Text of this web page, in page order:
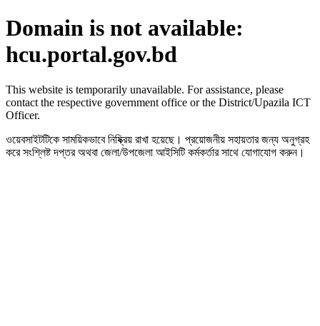
Domain is not available:
hcu.portal.gov.bd
This website is temporarily unavailable. For assistance, please
contact the respective government office or the District/Upazila ICT
Officer.
ওয়েবসাইটটিকে সাময়িকভাবে নিষ্ক্রিয় রাখা হয়েছে। প্রয়োজনীয় সহায়তার জন্য অনুগ্রহ
করে সংশ্লিষ্ট দপ্তর অথবা জেলা/উপজেলা আইসিটি কর্মকর্তার সাথে যোগাযোগ করুন।